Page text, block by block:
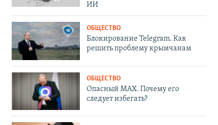
ИИ
ОБЩЕСТВО
Блокирование Telegram. Как
решить проблему крымчанам
ОБЩЕСТВО
Опасный MAX. Почему его
следует избегать?